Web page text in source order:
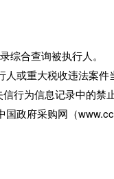
综合查询被执行人。
人或重大税收违法案
行为信息记录中的禁
国政府采购网（